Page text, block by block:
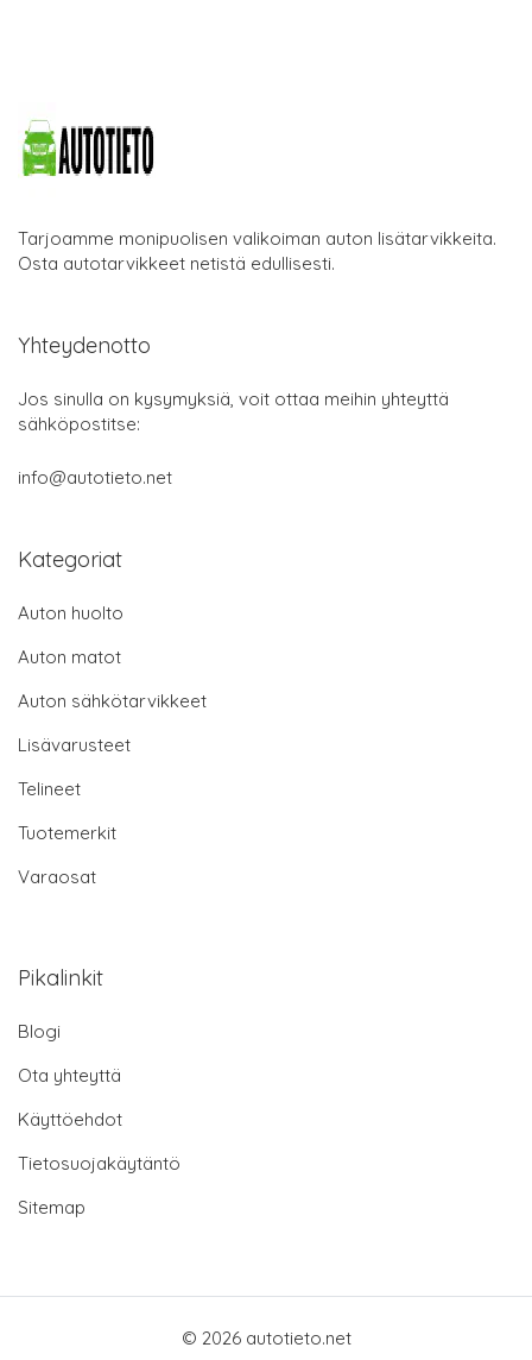
Tarjoamme monipuolisen valikoiman auton lisätarvikkeita.
Osta autotarvikkeet netistä edullisesti.
Yhteydenotto
Jos sinulla on kysymyksiä, voit ottaa meihin yhteyttä
sähköpostitse:
info@autotieto.net
Kategoriat
Auton huolto
Auton matot
Auton sähkötarvikkeet
Lisävarusteet
Telineet
Tuotemerkit
Varaosat
Pikalinkit
Blogi
Ota yhteyttä
Käyttöehdot
Tietosuojakäytäntö
Sitemap
© 2026 autotieto.net